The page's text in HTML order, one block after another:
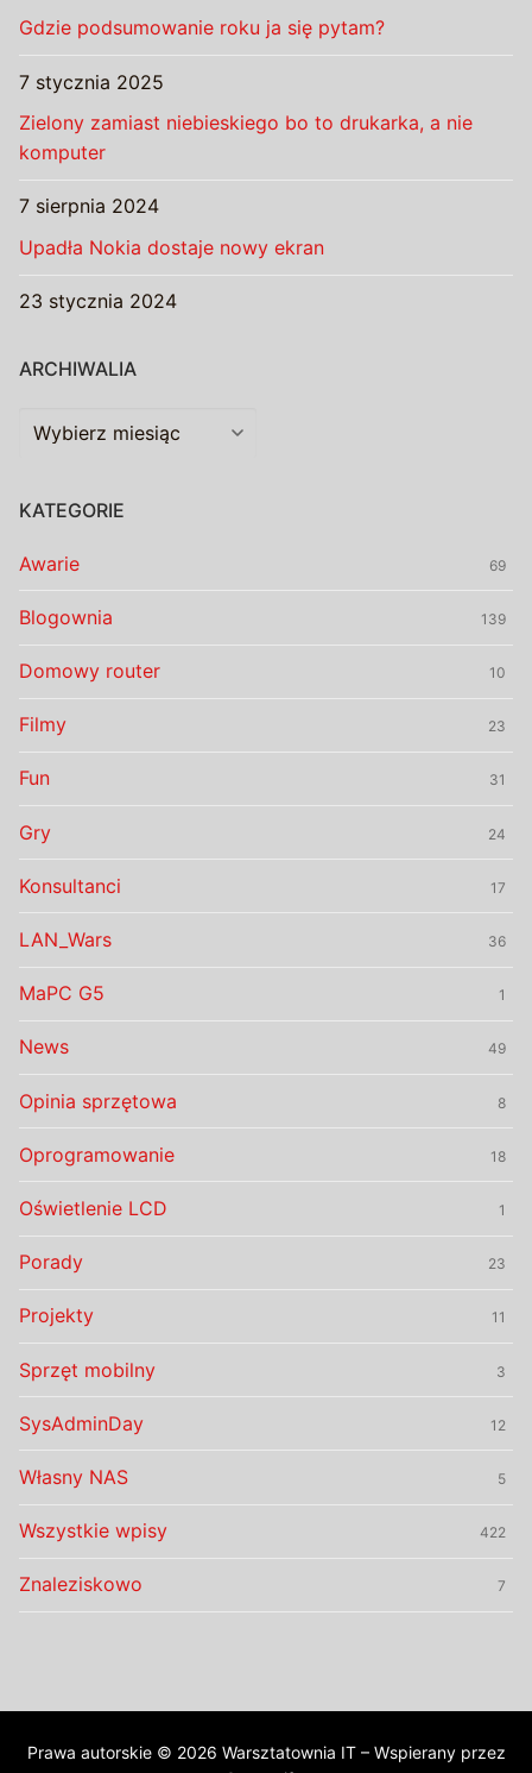
Gdzie podsumowanie roku ja się pytam?
7 stycznia 2025
Zielony zamiast niebieskiego bo to drukarka, a nie
komputer
7 sierpnia 2024
Upadła Nokia dostaje nowy ekran
23 stycznia 2024
ARCHIWALIA
Archiwalia
KATEGORIE
Awarie 69
Blogownia 139
Domowy router 10
Filmy 23
Fun 31
Gry 24
Konsultanci 17
LAN_Wars 36
MaPC G5 1
News 49
Opinia sprzętowa 8
Oprogramowanie 18
Oświetlenie LCD 1
Porady 23
Projekty 11
Sprzęt mobilny 3
SysAdminDay 12
Własny NAS 5
Wszystkie wpisy 422
Znaleziskowo 7
Prawa autorskie © 2026 Warsztatownia IT – Wspierany przez